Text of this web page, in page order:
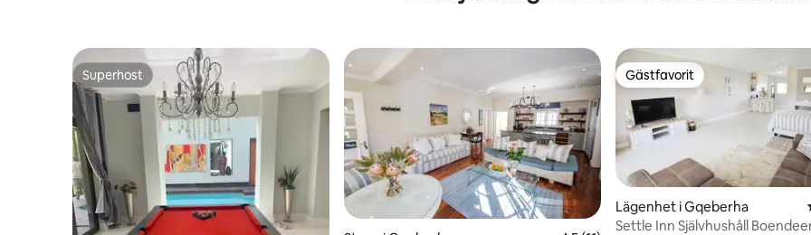
Superhost
Superhost Gästfavorit
Gästfavorit
Lägenhet i Gqeberha
Settle Inn Självhushåll